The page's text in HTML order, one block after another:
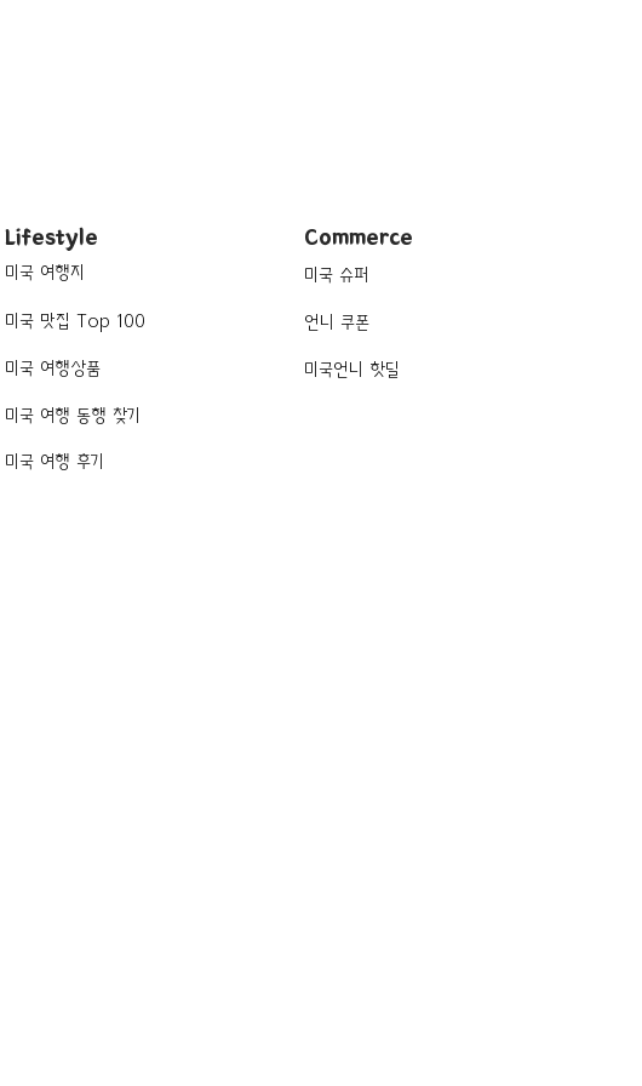
Lifestyle
미국 여행지
미국 맛집 Top 100
미국 여행상품
미국 여행 동행 찾기
미국 여행 후기
Commerce
미국 슈퍼
언니 쿠폰
미국언니 핫딜